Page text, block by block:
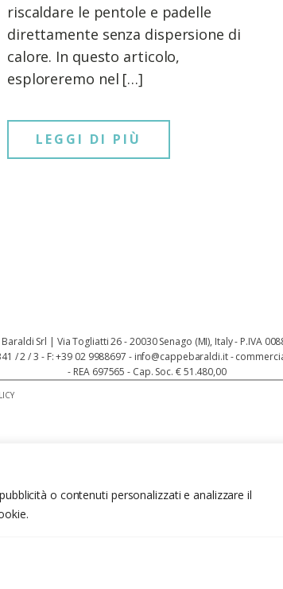
o contenuti personalizzati e analizzare il
riscaldare le pentole e padelle
direttamente senza dispersione di
calore. In questo articolo,
esploreremo nel […]
LEGGI DI PIÙ
Srl | Via Togliatti 26 - 20030 Senago (MI), Italy - P.IVA
/ 2 / 3 - F: +39 02 9988697 - info@cappebaraldi.it -
- REA 697565 - Cap. Soc. € 51.480,00